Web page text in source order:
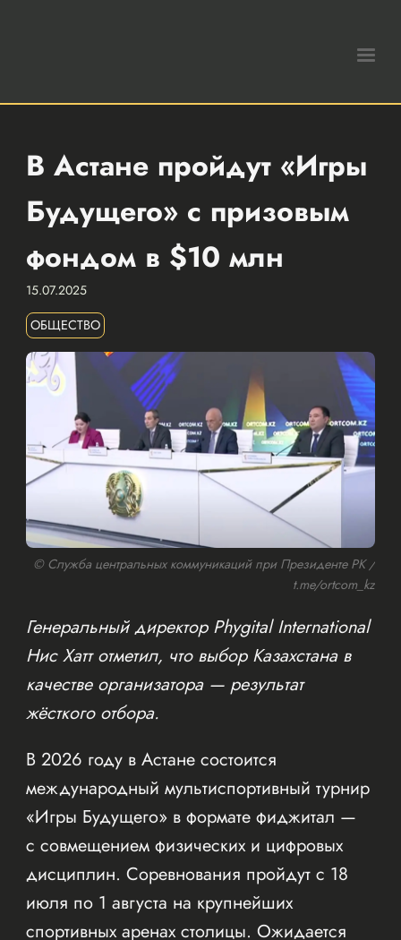
В Астане пройдут «Игры
Будущего» с призовым
фондом в $10 млн
15.07.2025
ОБЩЕСТВО
© Служба центральных коммуникаций при Президенте РК /
t.me/ortcom_kz
Генеральный директор Phygital International
Нис Хатт отметил, что выбор Казахстана в
качестве организатора — результат
жёсткого отбора.
В 2026 году в Астане состоится
международный мультиспортивный турнир
«Игры Будущего» в формате фиджитал —
с совмещением физических и цифровых
дисциплин. Соревнования пройдут с 18
июля по 1 августа на крупнейших
спортивных аренах столицы. Ожидается